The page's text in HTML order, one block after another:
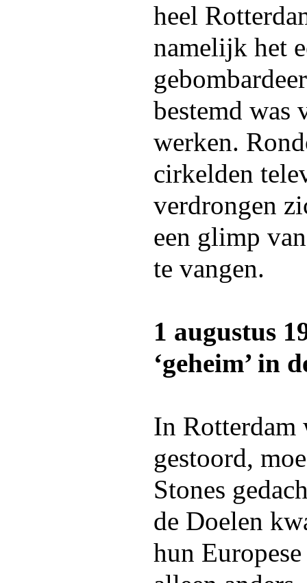
heel
namelijk het
bestemd was
werken.
cirkelden
verdrongen
een glimp
te vangen.
1 augustus
‘geheim’ in
In Rotterdam
gestoord,
Stones
de Doelen
hun